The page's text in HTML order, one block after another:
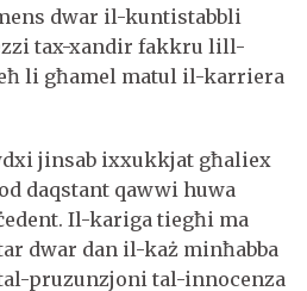
dwar il-kuntistabbli
tax-xandir fakkru lill-
li għamel matul il-karriera
jinsab ixxukkjat għaliex
daqstant qawwi huwa
Il-kariga tiegħi ma
dwar dan il-każ minħabba
pruzunzjoni tal-innocenza